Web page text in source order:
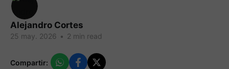
Alejandro Cortes
25 may. 2026 • 2 min read
Compartir: